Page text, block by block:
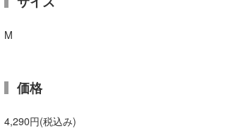
M
価格
4,290円(税込み)